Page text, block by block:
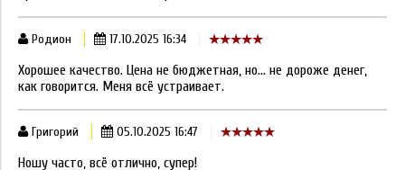
Родион 17.10.2025 16:34
Хорошее качество. Цена не бюджетная, но... не дороже денег,
как говорится. Меня всё устраивает.
Григорий 05.10.2025 16:47
Ношу часто, всё отлично, супер!